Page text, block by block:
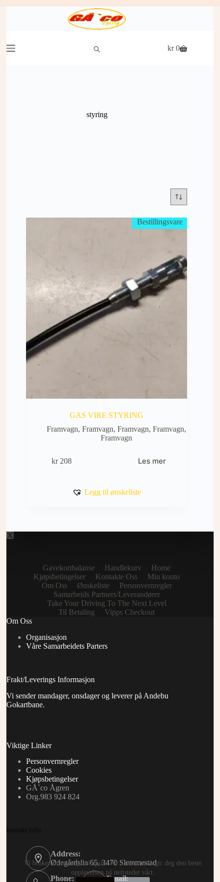
Vi bruker informasjonskapsler for å sikre at vi gir deg den beste
opplevelsen på nettstedet vårt.
Handlekurv
kr0
styring
Bestillingsvare
GAS VIRE STYRING
Framvagn,Framvagn,Framvagn,Framvagn,
Framvagn
kr208 Les mer
Legg til ønskeliste
Gavekortbalanse Handlekurv
Home
Kjøpsbetingelser
Kontakte Oss
Min konto
Om Oss
Ønskeliste
Personvernregler
Samarbeids Partners/Leverandører
Take Your Driving To The Next Level
Til Betaling
Vipps Checkout
Om Oss
Organisasjon
Våre Samarbeidets Parters
Frakt/Leverings Informasjon
Vi sender mandager, onsdager og leverer på Andebu
Gokartbane.
Viktige Linker
Personvernregler
Cookies
Kjøpsbetingelser
GÅ`co Ågren
Org.983 924 824
kontakt Info
Address:
Ødegårdslia 65, 3470 Slemmestad
Phone:
Email: